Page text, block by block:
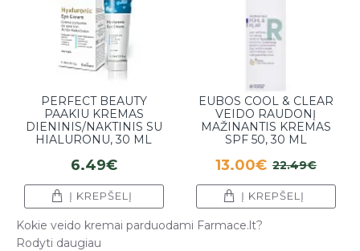
PERFECT BEAUTY
PAAKIU KREMAS
DIENINIS/NAKTINIS SU
HIALURONU, 30 ML
6.49€
Į KREPŠELĮ
EUBOS COOL & CLEAR
VEIDO RAUDONĮ
MAŽINANTIS KREMAS
SPF 50, 30 ML
13.00€ 22.49€
Į KREPŠELĮ
Kokie veido kremai parduodami Farmace.lt?
Rodyti daugiau